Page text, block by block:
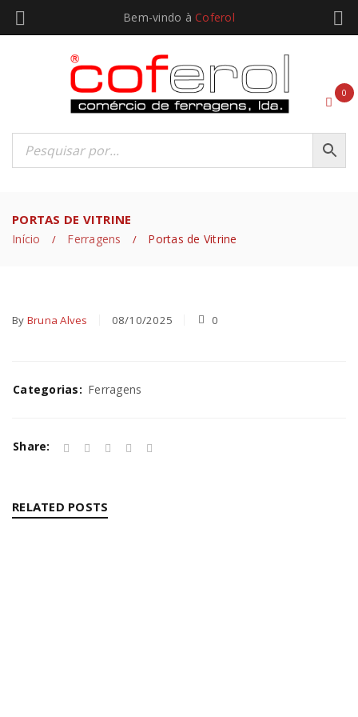
Bem-vindo à Coferol
0
PORTAS DE VITRINE
Início / Ferragens / Portas de Vitrine
By Bruna Alves 08/10/2025 0
Categorias: Ferragens
Share:
RELATED POSTS